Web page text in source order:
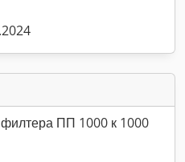
ПП 1000 к 1000